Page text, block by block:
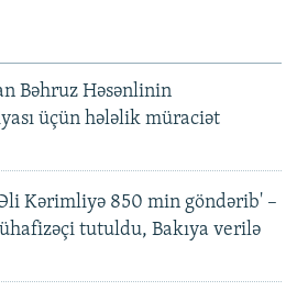
Bəhruz Həsənlinin
üçün hələlik müraciət
Kərimliyə 850 min göndərib' –
tutuldu, Bakıya verilə